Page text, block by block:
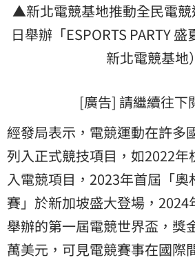
▲新北電競基地推動全民電競
日舉辦「ESPORTS PARTY
新北電競基地）
[廣告] 請繼續往
經發局表示，電競運動在許多
列入正式競技項目，如2022年
入電競項目，2023年首屆「奧
賽」於新加坡盛大登場，2024
舉辦的第一屆電競世界盃，獎
萬美元，可見電競賽事在國際